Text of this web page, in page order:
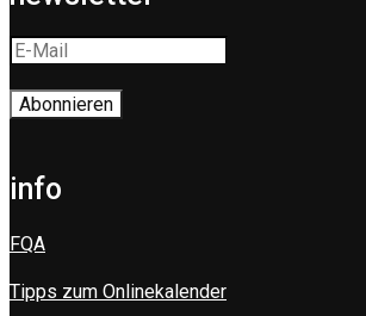
info
FQA
Tipps zum Onlinekalender